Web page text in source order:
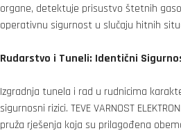
organe, detektuje prisustvo štetnih
operativnu sigurnost u slučaju hitnih
Rudarstvo i Tuneli: Identični
Izgradnja tunela i rad u rudnicima
sigurnosni rizici. TEVE VARNOST
pruža rješenja koja su prilagođena